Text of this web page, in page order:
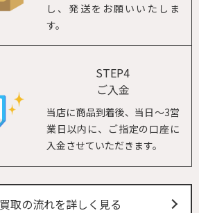
し、発送をお願いいたしま
す。
STEP4
ご入金
当店に商品到着後、当日～3営
業日以内に、ご指定の口座に
入金させていただきます。
買取の流れを詳しく見る